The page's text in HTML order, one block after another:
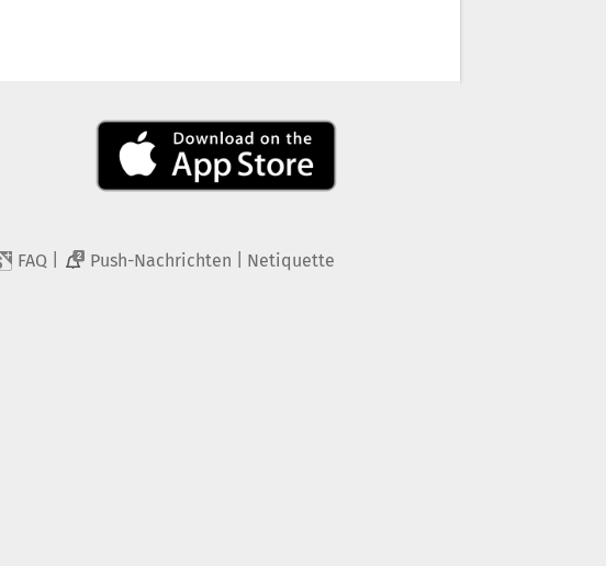
FAQ 2 Push-Nachrichten Netiquette